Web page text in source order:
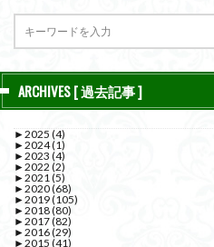
ARCHIVES [ 過去記事 ]
►2025 (4)
►2024(1)
►2023 (4)
►2022 (2)
►2021 (5)
►2020(68)
►2019(105)
►2018(80)
►2017(82)
►2016(29)
►2015 (41)